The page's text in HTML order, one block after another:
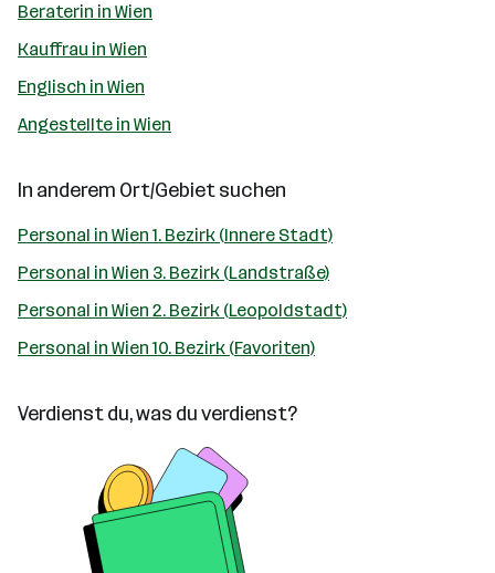
Beraterin in Wien
Kauffrau in Wien
Englisch in Wien
Angestellte in Wien
In anderem Ort/Gebiet suchen
Personal in Wien 1. Bezirk (Innere Stadt)
Personal in Wien 3. Bezirk (Landstraße)
Personal in Wien 2. Bezirk (Leopoldstadt)
Personal in Wien 10. Bezirk (Favoriten)
Verdienst du, was du verdienst?